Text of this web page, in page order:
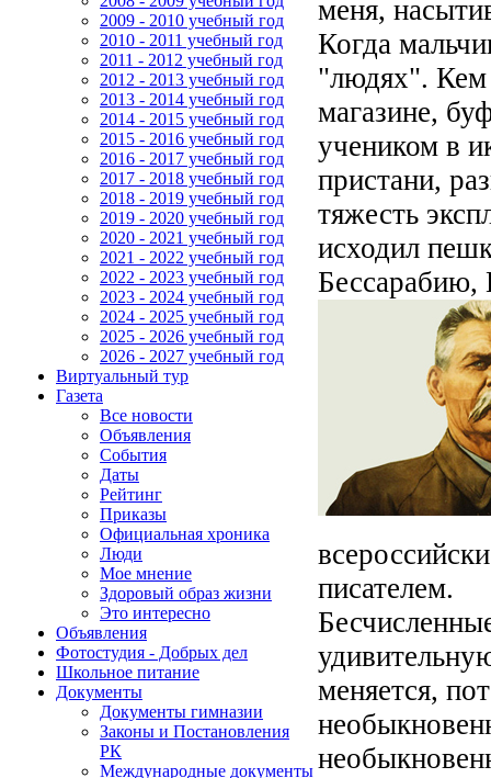
2009 - 2010 учебный год
2010 - 2011 учебный год
2011 - 2012 учебный год
2012 - 2013 учебный год
2013 - 2014 учебный год
2014 - 2015 учебный год
2015 - 2016 учебный год
2016 - 2017 учебный год
2017 - 2018 учебный год
2018 - 2019 учебный год
2019 - 2020 учебный год
2020 - 2021 учебный год
2021 - 2022 учебный год
2022 - 2023 учебный год
2023 - 2024 учебный год
2024 - 2025 учебный год
2025 - 2026 учебный год
2026 - 2027 учебный год
Виртуальный тур
Газета
Все новости
Объявления
События
Даты
Рейтинг
Приказы
Официальная хроника
Люди
Мое мнение
Здоровый образ жизни
Это интересно
Объявления
Фотостудия - Добрых дел
Школьное питание
Документы
Документы гимназии
Законы и Постановления
РК
Международные документы
меня,
Когда
"людях". Кем
магазине,
учеником в
пристани,
тяжесть
исходил
писателем.
меняется,